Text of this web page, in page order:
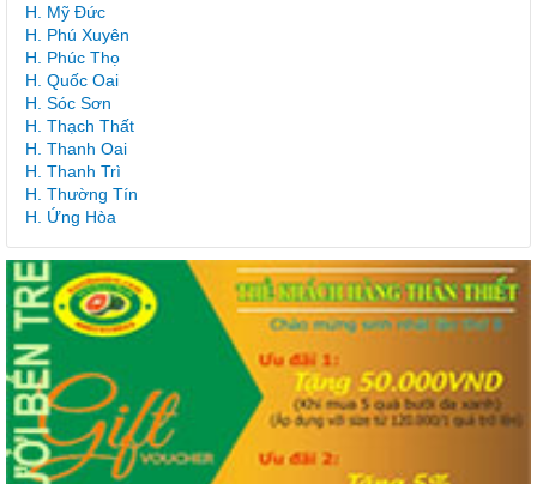
H. Mỹ Đức
H. Phú Xuyên
H. Phúc Thọ
H. Quốc Oai
H. Sóc Sơn
H. Thạch Thất
H. Thanh Oai
H. Thanh Trì
H. Thường Tín
H. Ứng Hòa